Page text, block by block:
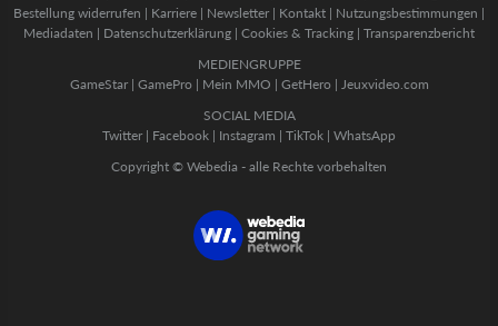
Bestellung widerrufen | Karriere | Newsletter | Kontakt | Nutzungsbestimmungen |
Mediadaten | Datenschutzerklärung | Cookies & Tracking | Transparenzbericht
MEDIENGRUPPE
GameStar| GamePro | Mein MMO | GetHero | Jeuxvideo.com
SOCIAL MEDIA
Twitter | Facebook | Instagram | TikTok | WhatsApp
Copyright © Webedia - alle Rechte vorbehalten